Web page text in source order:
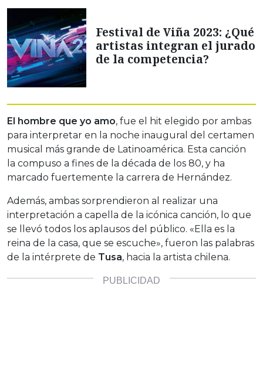
Festival de Viña 2023: ¿Qué
artistas integran el jurado
de la competencia?
El hombre que yo amo, fue el hit elegido por ambas
para interpretar en la noche inaugural del certamen
musical más grande de Latinoamérica. Esta canción
la compuso a fines de la década de los 80, y ha
marcado fuertemente la carrera de Hernández.
Además, ambas sorprendieron al realizar una
interpretación a capella de la icónica canción, lo que
se llevó todos los aplausos del público. «Ella es la
reina de la casa, que se escuche», fueron las palabras
de la intérprete de Tusa, hacia la artista chilena.